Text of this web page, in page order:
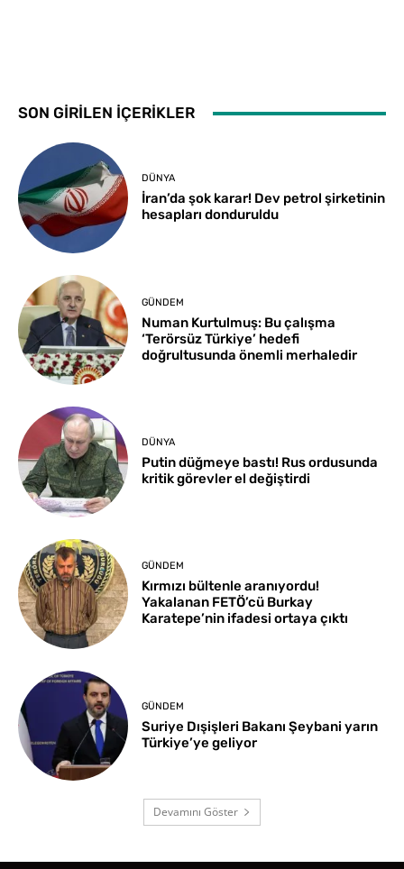
SON GİRİLEN İÇERİKLER
DÜNYA
İran’da şok karar! Dev petrol şirketinin
hesapları donduruldu
GÜNDEM
Numan Kurtulmuş: Bu çalışma
‘Terörsüz Türkiye’ hedefi
doğrultusunda önemli merhaledir
DÜNYA
Putin düğmeye bastı! Rus ordusunda
kritik görevler el değiştirdi
GÜNDEM
Kırmızı bültenle aranıyordu!
Yakalanan FETÖ’cü Burkay
Karatepe’nin ifadesi ortaya çıktı
GÜNDEM
Suriye Dışişleri Bakanı Şeybani yarın
Türkiye’ye geliyor
Devamını Göster